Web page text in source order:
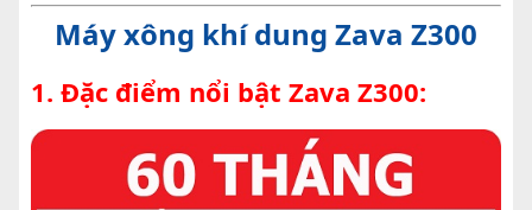
Máy xông khí dung Zava Z300
1. Đặc điểm nổi bật Zava Z300: